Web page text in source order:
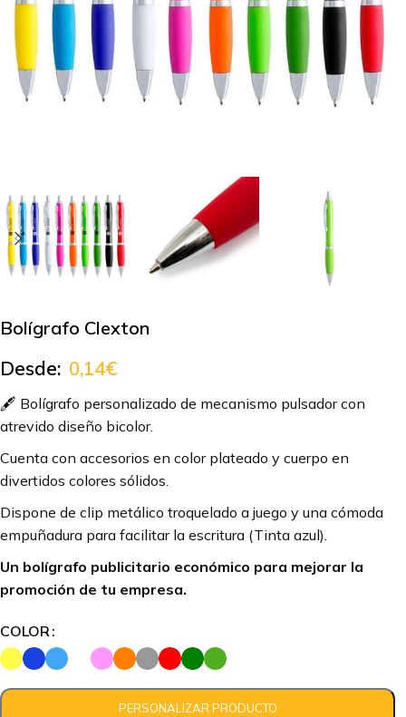
Bolígrafo Clexton
Desde: 0,14€
🖋️ Bolígrafo personalizado de mecanismo pulsador con
atrevido diseño bicolor.
Cuenta con accesorios en color plateado y cuerpo en
divertidos colores sólidos.
Dispone de clip metálico troquelado a juego y una cómoda
empuñadura para facilitar la escritura (Tinta azul).
Un bolígrafo publicitario económico para mejorar la
promoción de tu empresa.
COLOR